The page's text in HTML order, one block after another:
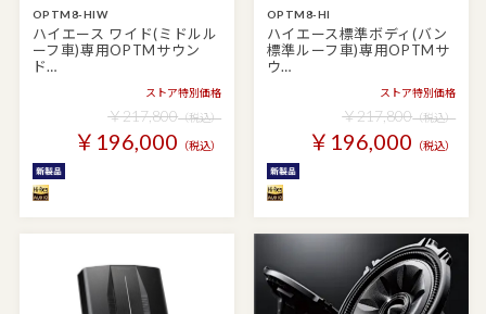
OPTM8-HIW
ハイエース ワイド(ミドルル
ーフ車)専用OPTMサウン
ド…
ストア特別価格
￥217,800（税込）
￥196,000 （税込）
OPTM8-HI
ハイエース標準ボディ(バン
標準ルーフ車)専用OPTMサ
ウ…
ストア特別価格
￥217,800（税込）
￥196,000 （税込）